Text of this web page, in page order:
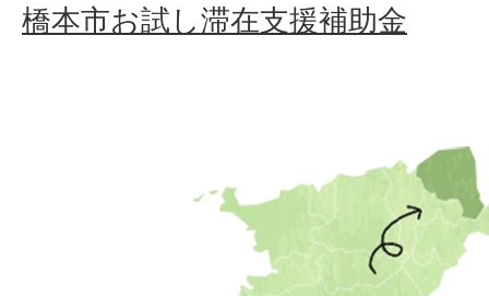
橋本市お試し滞在支援補助金